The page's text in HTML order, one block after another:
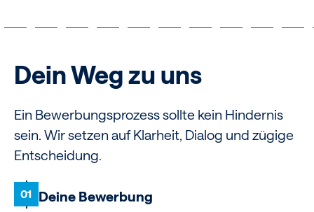
Dein Weg zu uns
Ein Bewerbungsprozess sollte kein Hindernis
sein. Wir setzen auf Klarheit, Dialog und zügige
Entscheidung.
01 Deine Bewerbung